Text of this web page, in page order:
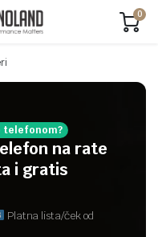
0
telefonom?
na rate
i gratis
Platna lista/ček od